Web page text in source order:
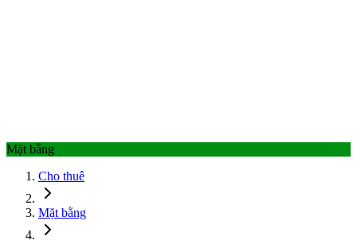
Mặt bằng
Cho thuê
Mặt bằng